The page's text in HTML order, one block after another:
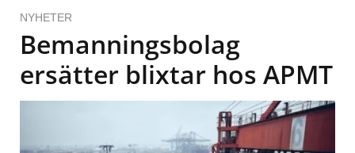
NYHETER
Bemanningsbolag
ersätter blixtar hos APMT